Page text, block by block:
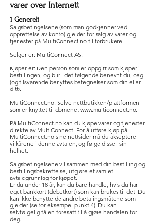
varer over Internett
1 Generelt
Salgsbetingelsene (som man godkjenner ved
opprettelse av konto) gjelder for salg av varer og
tjenester på MultiConnect.no til forbrukere.
Selger er: MultiConnect AS.
Kjøper er: Den person som er oppgitt som kjøper i
bestillingen, og blir i det følgende benevnt du, deg
(og tilsvarende benyttes betegnelser som din eller
ditt).
MultiConnect.no: Selve nettbutikken/plattformen
som er knyttet til domenet www.multiconnect.no.
På MultiConnect.no kan du kjøpe varer og tjenester
direkte av MultiConnect. For å utføre kjøp på
MultiConnect.no sine nettsider må du akseptere
vilkårene i denne avtalen, og følge disse i sin
helhet.
Salgsbetingelsene vil sammen med din bestilling og
bestillingsbekreftelse, utgjøre et samlet
avtalegrunnlag for kjøpet.
Er du under 18 år, kan du bare handle, hvis du har
eget bankkort (debetkort) som kan brukes til det. Du
kan ikke benytte de andre betalingsmåtene som
gjelder (se for eksempel punkt 4). Du kan
selvfølgelig få en foresatt til å gjøre handelen for
deg.